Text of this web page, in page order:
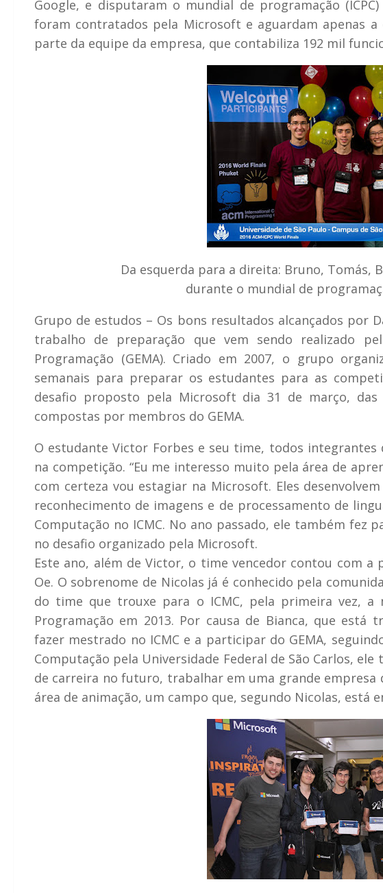
Google, e disputaram o mundial de programação
foram contratados pela Microsoft e aguardam apenas
parte da equipe da empresa, que contabiliza 192 mil
Da esquerda para a direita: Bruno, Tomás,
durante o mundial de
Grupo de estudos – Os bons resultados alcançados por
trabalho de preparação que vem sendo realizado
Programação (GEMA). Criado em 2007, o grupo
semanais para preparar os estudantes para as
desafio proposto pela Microsoft dia 31 de março, das
compostas por membros do GEMA.
O estudante Victor Forbes e seu time, todos integrantes
na competição. “Eu me interesso muito pela área de
com certeza vou estagiar na Microsoft. Eles
reconhecimento de imagens e de processamento de
Computação no ICMC. No ano passado, ele também
no desafio organizado pela Microsoft.
Este ano, além de Victor, o time vencedor contou com a
Oe. O sobrenome de Nicolas já é conhecido pela
do time que trouxe para o ICMC, pela primeira vez, a
Programação em 2013. Por causa de Bianca, que está
fazer mestrado no ICMC e a participar do GEMA,
Computação pela Universidade Federal de São Carlos,
de carreira no futuro, trabalhar em uma grande empresa
área de animação, um campo que, segundo Nicolas, está